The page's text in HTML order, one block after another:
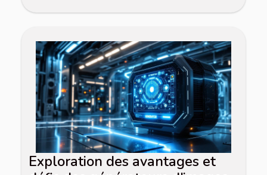
Exploration des avantages et